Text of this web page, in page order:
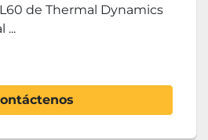
de Thermal Dynamics
...